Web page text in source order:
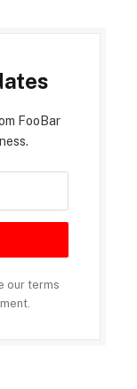
FooBar
our terms